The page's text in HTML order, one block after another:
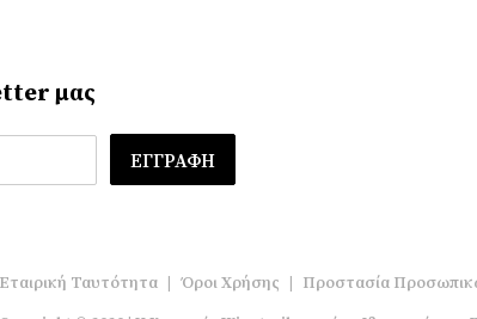
μας
Εταιρική Ταυτότητα | Όροι Χρήσης | Προστασία